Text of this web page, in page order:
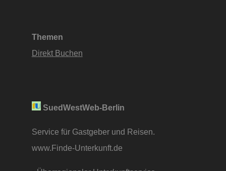
Themen
Direkt Buchen
SuedWestWeb-Berlin
Service für Gastgeber und Reisen.
www.Finde-Unterkunft.de